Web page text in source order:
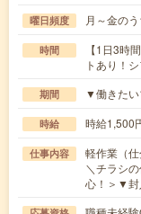
曜日頻度 月～金の
時間
【1日3時
トあり！
期間 ▼働きた
時給 時給1,500
仕事内容
軽作業（
＼チラシ
心！＞▼封